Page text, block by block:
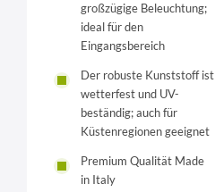
großzügige Beleuchtung;
ideal für den
Eingangsbereich
Der robuste Kunststoff ist
wetterfest und UV-
beständig; auch für
Küstenregionen geeignet
Premium Qualität Made
in Italy